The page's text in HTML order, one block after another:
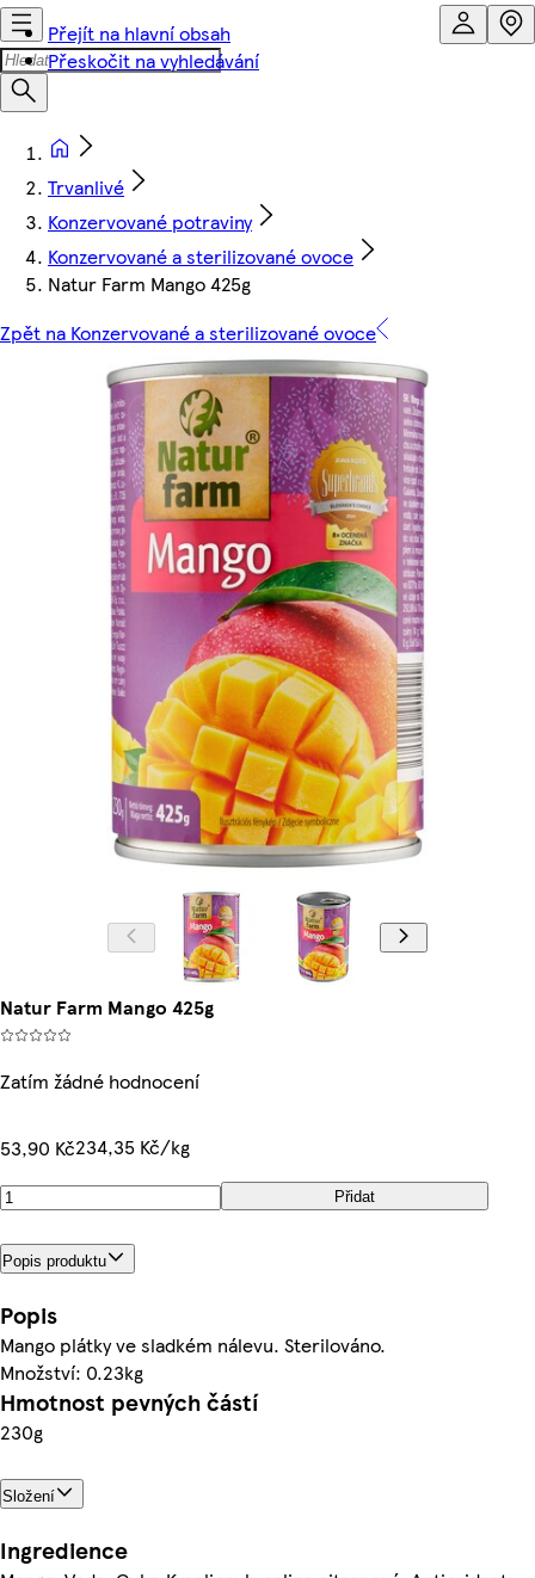
Přejít na hlavní obsah
Přeskočit na vyhledávání
Trvanlivé
Konzervované potraviny
Konzervované a sterilizované ovoce
Natur Farm Mango 425g
Zpět na Konzervované a sterilizované ovoce
Natur Farm Mango 425g
Zatím žádné hodnocení
53,90 Kč234,35 Kč/kg
Přidat
Popis produktu
Popis
Mango plátky ve sladkém nálevu. Sterilováno.
Množství: 0.23kg
Hmotnost pevných částí
230g
Složení
Ingredience